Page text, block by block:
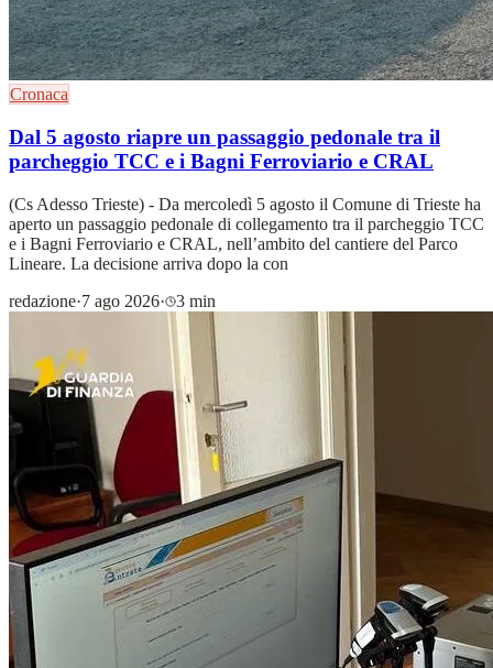
Cronaca
Dal 5 agosto riapre un passaggio pedonale tra il
parcheggio TCC e i Bagni Ferroviario e CRAL
(Cs Adesso Trieste) - Da mercoledì 5 agosto il Comune di Trieste ha
aperto un passaggio pedonale di collegamento tra il parcheggio TCC
e i Bagni Ferroviario e CRAL, nell’ambito del cantiere del Parco
Lineare. La decisione arriva dopo la con
redazione·7 ago 2026· 3 min